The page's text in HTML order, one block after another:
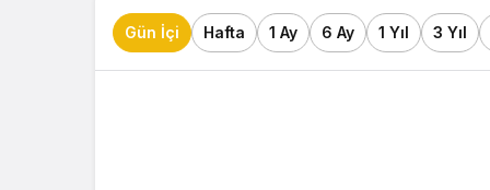
Gün İçi Hafta 1 Ay 6 Ay 1 Yıl 3 Yıl